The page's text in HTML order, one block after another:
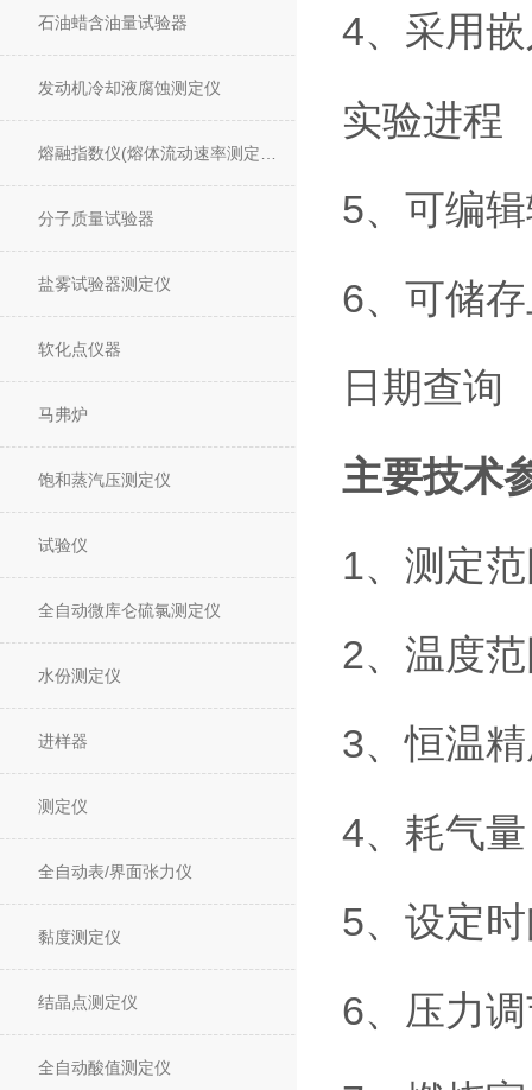
石油蜡含油量试验器
发动机冷却液腐蚀测定仪
分子质量试验器
盐雾试验器测定仪
软化点仪器
马弗炉
饱和蒸汽压测定仪
试验仪
全自动微库仑硫氯测定仪
水份测定仪
进样器
测定仪
全自动表/界面张力仪
黏度测定仪
结晶点测定仪
全自动酸值测定仪
4、 采用
实验进程
5、可编
6、可储
日期查询
主要技术
1、测定
2、温度
3、恒温
4、耗气
5、设定
6、压力